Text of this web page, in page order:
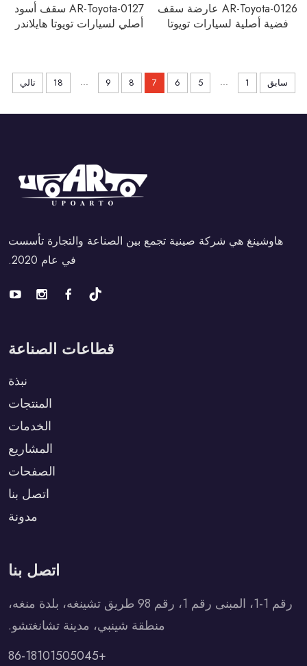
AR-Toyota-0127 سقف أسود
أصلي لسيارات تويوتا هايلاندر
AR-Toyota-0126 عارضة سقف
فضية أصلية لسيارات تويوتا
سابق 1
...
5
6
7
8
9
...
18 تالي
هاوشينغ هي شركة صينية تجمع بين الصناعة والتجارة تأسست
في عام 2020.
قطاعات الصناعة
نبذة
المنتجات
الخدمات
المشاريع
الصفحات
اتصل بنا
مدونة
اتصل بنا
رقم 1-1، المبنى رقم 1، رقم 98 طريق تشينغه، بلدة منغه،
منطقة شينبي، مدينة تشانغتشو.
+86-18101505045